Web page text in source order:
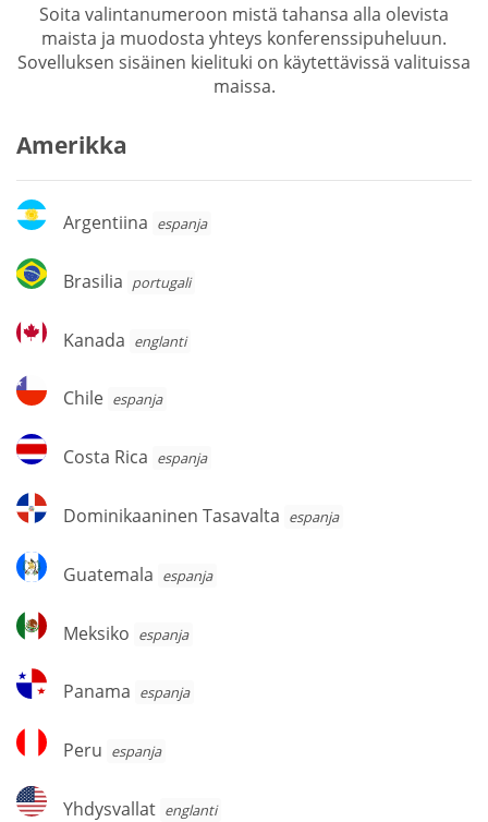
Soita valintanumeroon mistä tahansa alla olevista
maista ja muodosta yhteys konferenssipuheluun.
Sovelluksen sisäinen kielituki on käytettävissä valituissa
maissa.
Amerikka
Argentiina
Argentiina espanja
Brasilia
Brasilia portugali
Kanada
Kanada englanti
Chile
Chile espanja
Costa
Rica
Costa Rica espanja
Dominikaaninen
Tasavalta
Dominikaaninen Tasavalta espanja
Guatemala
Guatemala espanja
Meksiko
Meksiko espanja
Panama
Panama espanja
Peru
Peru espanja
Yhdysvallat
Yhdysvallat englanti